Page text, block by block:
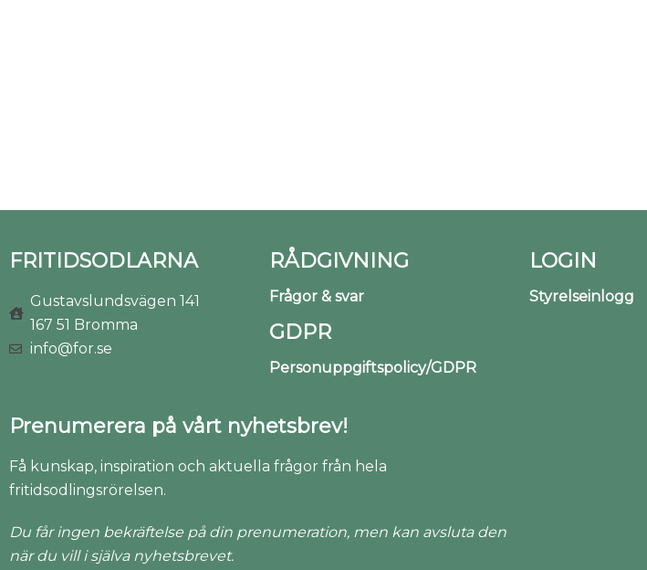
FRITIDSODLARNA
Gustavslundsvägen 141
167 51 Bromma
info@for.se
RÅDGIVNING
Frågor & svar
GDPR
Personuppgiftspolicy/GDPR
LOGIN
Styrelseinlogg
Prenumerera på vårt nyhetsbrev!
Få kunskap, inspiration och aktuella frågor från hela
fritidsodlingsrörelsen.
Du får ingen bekräftelse på din prenumeration, men kan avsluta den
när du vill i själva nyhetsbrevet.